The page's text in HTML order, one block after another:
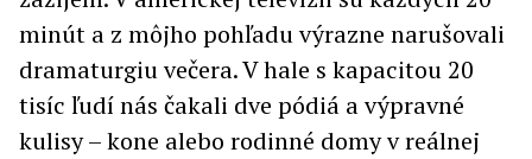
minút a z môjho pohľadu výrazne narušovali
dramaturgiu večera. V hale s kapacitou 20
tisíc ľudí nás čakali dve pódiá a výpravné
kulisy – kone alebo rodinné domy v reálnej